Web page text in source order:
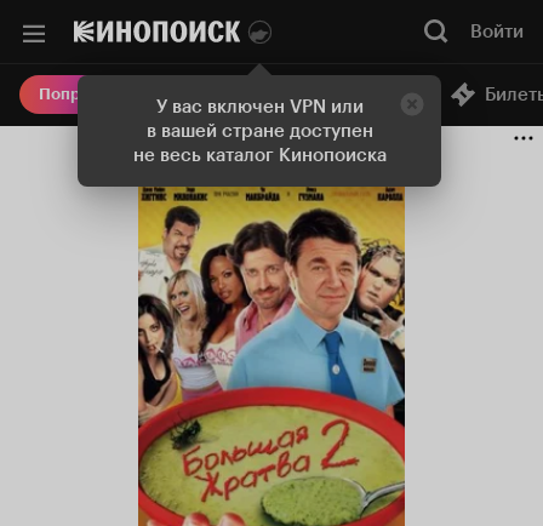
У вас включен VPN или
в вашей стране доступен
не весь каталог Кинопоиска
Войти
Попробовать Плюс Онлайн-кинотеатр